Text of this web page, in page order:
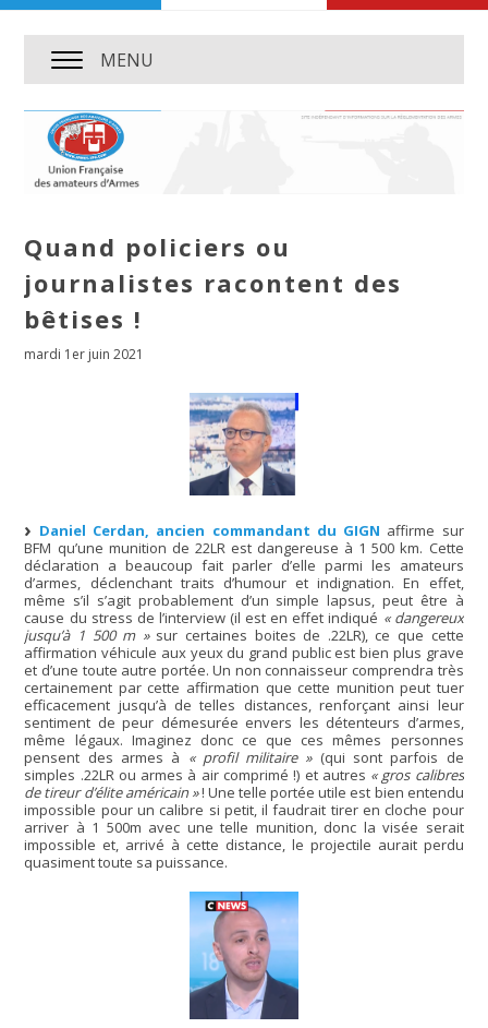
MENU
Quand policiers ou
journalistes racontent des
bêtises !
mardi 1er juin 2021
Daniel Cerdan, ancien commandant du GIGN affirme sur
BFM qu’une munition de 22LR est dangereuse à 1 500 km. Cette
déclaration a beaucoup fait parler d’elle parmi les amateurs
d’armes, déclenchant traits d’humour et indignation. En effet,
même s’il s’agit probablement d’un simple lapsus, peut être à
cause du stress de l’interview (il est en effet indiqué « dangereux
jusqu’à 1 500 m » sur certaines boites de .22LR), ce que cette
affirmation véhicule aux yeux du grand public est bien plus grave
et d’une toute autre portée. Un non connaisseur comprendra très
certainement par cette affirmation que cette munition peut tuer
efficacement jusqu’à de telles distances, renforçant ainsi leur
sentiment de peur démesurée envers les détenteurs d’armes,
même légaux. Imaginez donc ce que ces mêmes personnes
pensent des armes à « profil militaire » (qui sont parfois de
simples .22LR ou armes à air comprimé !) et autres « gros calibres
de tireur d’élite américain »! Une telle portée utile est bien entendu
impossible pour un calibre si petit, il faudrait tirer en cloche pour
arriver à 1 500m avec une telle munition, donc la visée serait
impossible et, arrivé à cette distance, le projectile aurait perdu
quasiment toute sa puissance.